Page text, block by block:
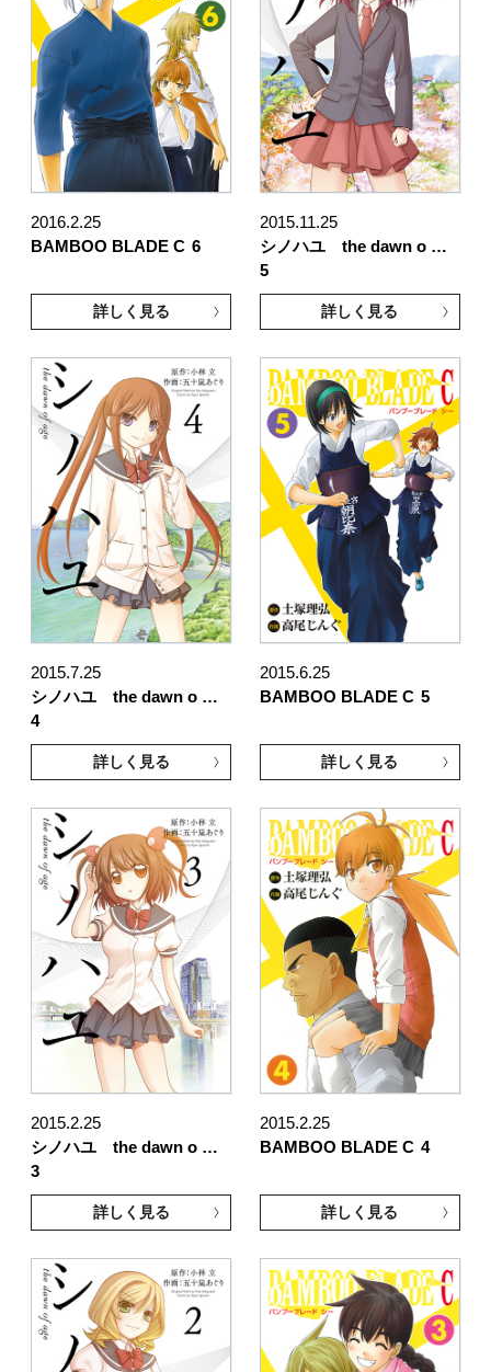
2016.2.25
BAMBOO BLADE C 6
詳しく見る
2015.11.25
シノハユ the dawn o …
5
詳しく見る
2015.7.25
シノハユ the dawn o …
4
詳しく見る
2015.6.25
BAMBOO BLADE C 5
詳しく見る
2015.2.25
シノハユ the dawn o …
3
詳しく見る
2015.2.25
BAMBOO BLADE C 4
詳しく見る